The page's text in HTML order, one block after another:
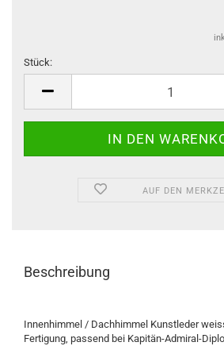
Stück:
AUF DEN
Beschreibung
Innenhimmel / Dachhimmel Kunstleder
Fertigung, passend bei Kapitän-Admiral-